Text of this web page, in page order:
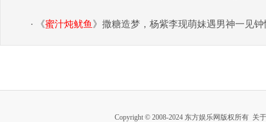
· 《蜜汁炖鱿鱼 》撒糖造梦，杨紫李现萌妹遇男神一见钟
Copyright © 2008-2024 东方娱乐网版权所有 关